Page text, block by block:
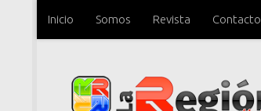
Saltar al contenido
Inicio Somos Revista Contacto